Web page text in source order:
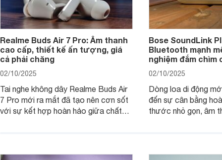
Realme Buds Air 7 Pro: Âm thanh
cao cấp, thiết kế ấn tượng, giá
cả phải chăng
02/10/2025
Tai nghe không dây Realme Buds Air
7 Pro mới ra mắt đã tạo nên cơn sốt
với sự kết hợp hoàn hảo giữa chất
Bose SoundLink
Bluetooth mạnh
nghiệm đắm chìm
02/10/2025
Dòng loa di động
đến sự cân bằng
thước nhỏ gọn, âm